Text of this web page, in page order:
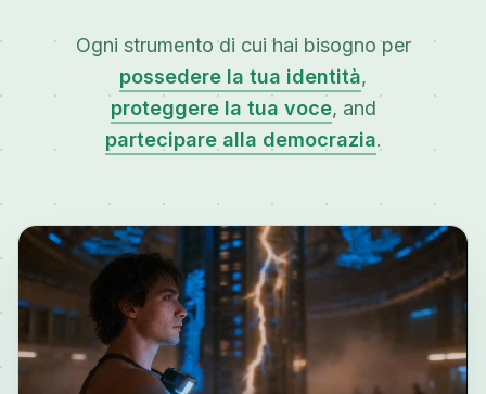
Ogni strumento di cui hai bisogno per
possedere la tua identità,
proteggere la tua voce, and
partecipare alla democrazia.